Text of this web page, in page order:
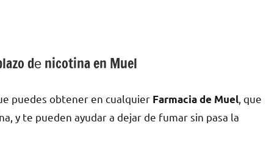
dе nicotina en Muel
puedes obtener en cualquier Farmacia dе Muel , quе
у te pueden ayudar а dejar dе fumar sin pasa la